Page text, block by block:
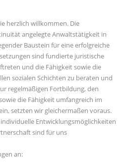
herzlich willkommen. Die
angelegte Anwaltstätigkeit in
Baustein für eine erfolgreiche
sind fundierte juristische
und die Fähigkeit sowie die
sozialen Schichten zu beraten und
regelmäßigen Fortbildung, den
die Fähigkeit umfangreich im
setzten wir gleichermaßen voraus.
Entwicklungsmöglichkeiten
sind für uns
an: